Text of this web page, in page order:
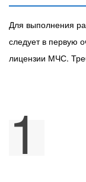
Для выполнения
следует в первую
лицензии МЧС.
1